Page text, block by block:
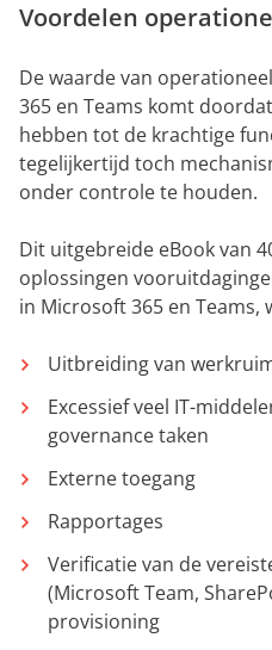
Voordelen
De waarde van
365 en Teams komt
hebben tot de krachtige
tegelijkertijd toch
onder controle te houden.
Dit uitgebreide eBook van
oplossingen
in Microsoft 365 en Teams,
Uitbreiding van
Excessief veel IT-
governance taken
Externe toegang
Rapportages
Verificatie van de
(Microsoft Team,
provisioning